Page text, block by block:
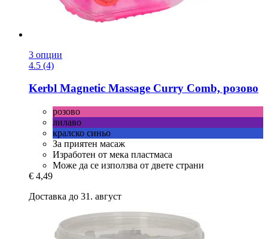
3 опции
4.5 (4)
Kerbl Magnetic Massage Curry Comb, розово
розово
лилаво
кралско синьо
За приятен масаж
Изработен от мека пластмаса
Може да се използва от двете страни
€ 4,49
Доставка до 31. август